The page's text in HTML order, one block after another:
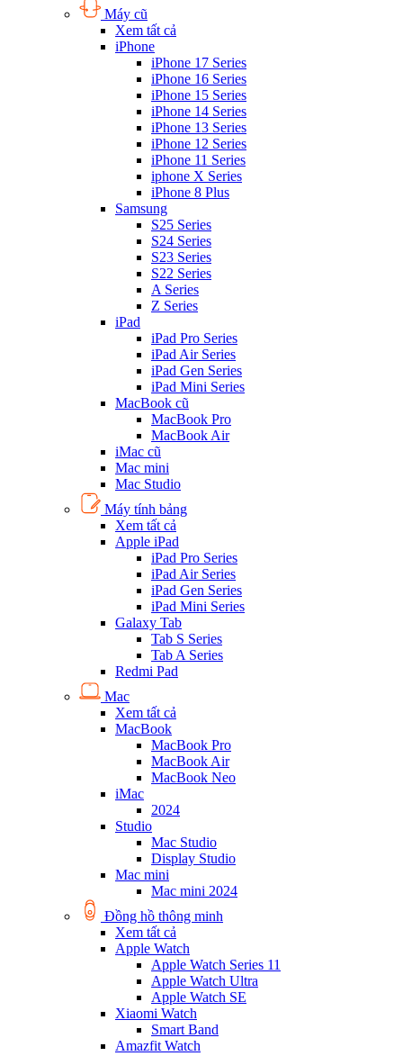
Máy cũ
Xem tất cả
iPhone
iPhone 17 Series
iPhone 16 Series
iPhone 15 Series
iPhone 14 Series
iPhone 13 Series
iPhone 12 Series
iPhone 11 Series
iphone X Series
iPhone 8 Plus
Samsung
S25 Series
S24 Series
S23 Series
S22 Series
A Series
Z Series
iPad
iPad Pro Series
iPad Air Series
iPad Gen Series
iPad Mini Series
MacBook cũ
MacBook Pro
MacBook Air
iMac cũ
Mac mini
Mac Studio
Máy tính bảng
Xem tất cả
Apple iPad
iPad Pro Series
iPad Air Series
iPad Gen Series
iPad Mini Series
Galaxy Tab
Tab S Series
Tab A Series
Redmi Pad
Mac
Xem tất cả
MacBook
MacBook Pro
MacBook Air
MacBook Neo
iMac
2024
Studio
Mac Studio
Display Studio
Mac mini
Mac mini 2024
Đồng hồ thông minh
Xem tất cả
Apple Watch
Apple Watch Series 11
Apple Watch Ultra
Apple Watch SE
Xiaomi Watch
Smart Band
Amazfit Watch